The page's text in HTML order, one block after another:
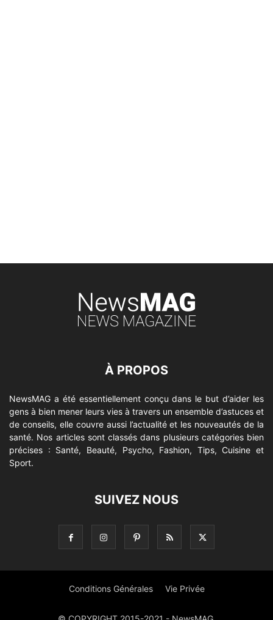
À PROPOS
NewsMAG a été essentiellement conçu dans le but d’aider les
gens à bien mener leurs vies à travers un ensemble d’astuces et
de conseils, elle couvre aussi l’actualité et les nouveautés de la
santé. Nos articles sont classés dans plusieurs catégories bien
précises : Santé, Beauté, Psycho, Fashion, Tips, Cuisine et
Sport.
SUIVEZ NOUS
Conditions Générales Vie Privée